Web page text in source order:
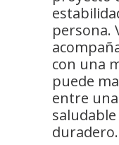
persona.
con una
puede
entre
duradero.